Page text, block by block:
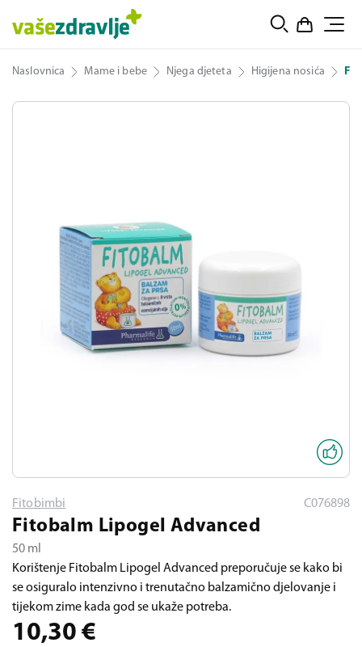
Naslovnica Mame i bebe Njega djeteta Higijena nosića
Fitobimbi C076898
Fitobalm Lipogel Advanced
50 ml
Korištenje Fitobalm Lipogel Advanced preporučuje se kako bi
se osiguralo intenzivno i trenutačno balzamično djelovanje i
tijekom zime kada god se ukaže potreba.
10,30 €